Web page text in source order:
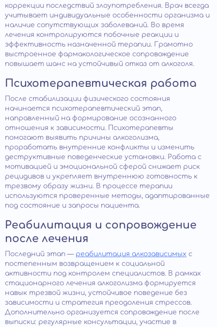
коррекции последствий злоупотребления. Врач всегда
учитывает индивидуальные особенности организма и
наличие сопутствующих заболеваний. Во время
лечения контролируются побочные реакции и
эффективность назначенной терапии. Грамотно
выстроенное фармакологическое сопровождение
повышает шанс на устойчивый отказ от алкоголя.
Психотерапевтическая работа
После стабилизации физического состояния
начинается психотерапевтический этап,
направленный на формирование осознанного
отношения к зависимости. Психотерапевты
помогают выявить причины алкоголизма,
проработать внутренние конфликты и изменить
деструктивные поведенческие установки. Работа с
мотивацией и эмоциональной сферой снижает риск
рецидивов и укрепляет внутреннюю готовность к
трезвому образу жизни. В процессе терапии
используются проверенные методы, адаптированные
под состояние и запросы пациента.
Реабилитация и сопровождение
после лечения
Последний этап — реабилитация алкозависимых с
постепенным возвращением к социальной
активности под контролем специалистов. В рамках
стационарного лечения алкоголизма формируется
навык трезвой жизни, устойчивое поведение без
зависимости и стратегия преодоления стрессов.
Дополнительно организуется сопровождение после
выписки: регулярные консультации, участие в